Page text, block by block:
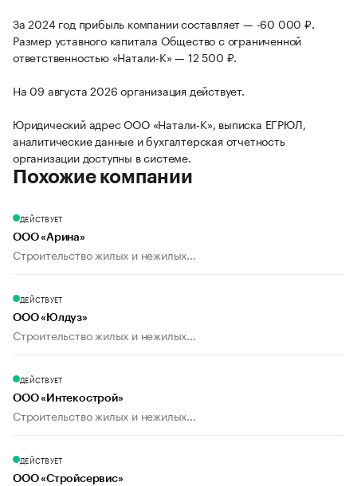
За 2024 год прибыль компании составляет — -60 000 ₽.
Размер уставного капитала Общество с ограниченной
ответственностью «Натали-К» — 12 500 ₽.
На 09 августа 2026 организация действует.
Юридический адрес ООО «Натали-К», выписка ЕГРЮЛ,
аналитические данные и бухгалтерская отчетность
организации доступны в системе.
Похожие компании
ДЕЙСТВУЕТ
ООО «Арина»
Строительство жилых и нежилых...
ДЕЙСТВУЕТ
ООО «Юлдуз»
Строительство жилых и нежилых...
ДЕЙСТВУЕТ
ООО «Интекострой»
Строительство жилых и нежилых...
ДЕЙСТВУЕТ
ООО «Стройсервис»